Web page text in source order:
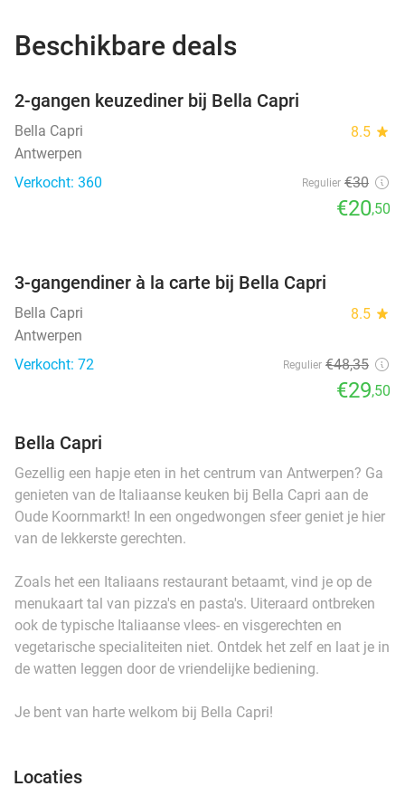
Beschikbare deals
2-gangen keuzediner bij Bella Capri
Bella Capri 8.5 star
Antwerpen
Verkocht: 360
Regulier €30
€20,50
3-gangendiner à la carte bij Bella Capri
Bella Capri 8.5 star
Antwerpen
Verkocht: 72
Regulier €48,35
€29,50
Bella Capri
Gezellig een hapje eten in het centrum van Antwerpen? Ga
genieten van de Italiaanse keuken bij Bella Capri aan de
Oude Koornmarkt! In een ongedwongen sfeer geniet je hier
van de lekkerste gerechten.
Zoals het een Italiaans restaurant betaamt, vind je op de
menukaart tal van pizza's en pasta's. Uiteraard ontbreken
ook de typische Italiaanse vlees- en visgerechten en
vegetarische specialiteiten niet. Ontdek het zelf en laat je in
de watten leggen door de vriendelijke bediening.
Je bent van harte welkom bij Bella Capri!
Locaties